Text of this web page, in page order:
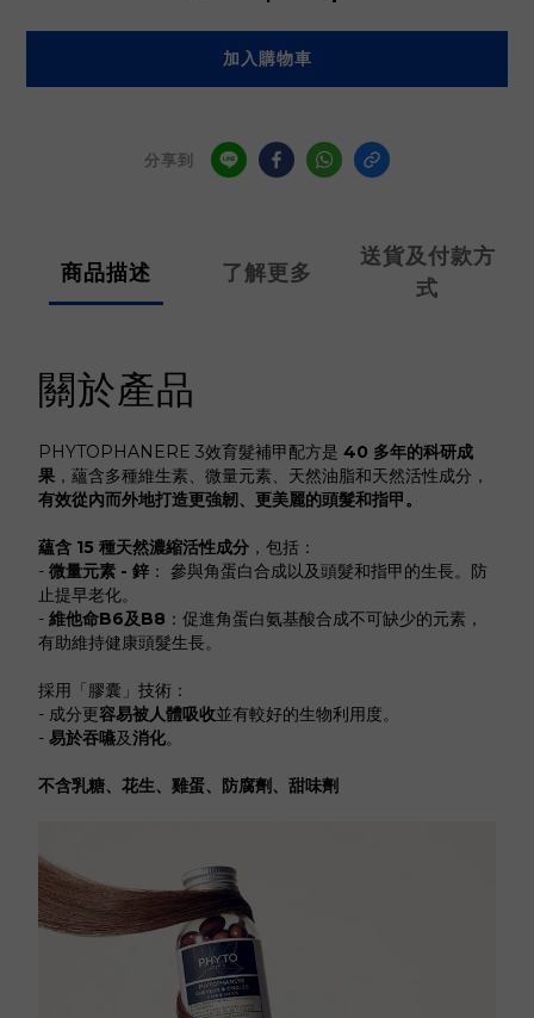
加入購物車
分享到
商品描述 了解更多
送貨及付款方
式
關於產品
PHYTOPHANERE 3效育髮補甲配方是 40 多年的科研成
果 ，蘊含多種維生素、微量元素、天然油脂和天然活性成分，
有效從內而外地打造更強韌、更美麗的頭髮和指甲。
蘊含 15 種天然濃縮活性成分 ，包括：
- 微量元素 - 鋅 ： 參與⾓蛋⽩合成以及頭髮和指甲的⽣⻑。防
⽌提早⽼化。
- 維他命B6及B8 ：促進角蛋白氨基酸合成不可缺少的元素，
有助維持健康頭髮生長。
採用「膠囊」技術：
- 成分更容易被人體吸收並有較好的生物利用度。
- 易於吞嚥及消化。
不含乳糖、花生、雞蛋、防腐劑、甜味劑